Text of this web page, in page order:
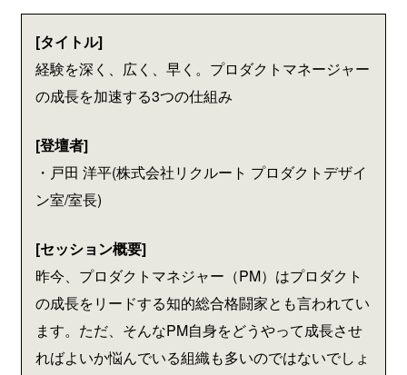
[タイトル]
経験を深く、広く、早く。プロダクトマネージャー
の成長を加速する3つの仕組み
[登壇者]
・戸田 洋平(株式会社リクルート プロダクトデザイ
ン室/室長)
[セッション概要]
昨今、プロダクトマネジャー（PM）はプロダクト
の成長をリードする知的総合格闘家とも言われてい
ます。ただ、そんなPM自身をどうやって成長させ
ればよいか悩んでいる組織も多いのではないでしょ